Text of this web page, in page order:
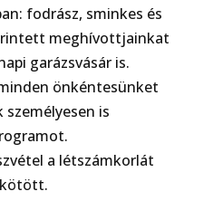
fodrász, sminkes és
meghívottjainkat
garázsvásár is.
önkéntesünket
is
a létszámkorlát